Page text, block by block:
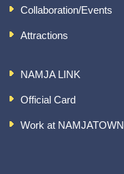
Collaboration/Events
Attractions
NAMJA LINK
Official Card
Work at NAMJATOWN